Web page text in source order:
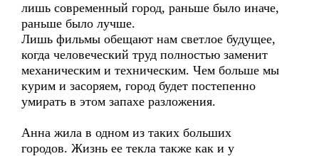
лишь современный город, раньше было иначе,
раньше было лучше.
Лишь фильмы обещают нам светлое будущее,
когда человеческий труд полностью заменит
механическим и техническим. Чем больше мы
курим и засоряем, город будет постепенно
умирать в этом запахе разложения.
Анна жила в одном из таких больших
городов. Жизнь ее текла также как и у